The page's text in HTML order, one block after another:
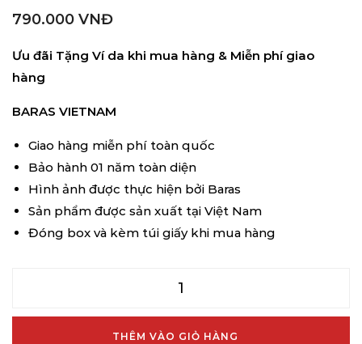
790.000 VNĐ
Ưu đãi Tặng Ví da khi mua hàng & Miễn phí giao
hàng
BARAS VIETNAM
Giao hàng miễn phí toàn quốc
Bảo hành 01 năm toàn diện
Hình ảnh được thực hiện bởi Baras
Sản phẩm được sản xuất tại Việt Nam
Đóng box và kèm túi giấy khi mua hàng
THÊM VÀO GIỎ HÀNG